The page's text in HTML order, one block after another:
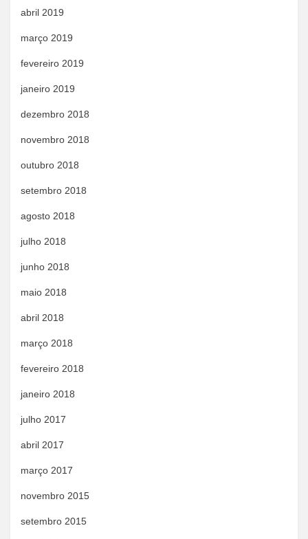
abril 2019
março 2019
fevereiro 2019
janeiro 2019
dezembro 2018
novembro 2018
outubro 2018
setembro 2018
agosto 2018
julho 2018
junho 2018
maio 2018
abril 2018
março 2018
fevereiro 2018
janeiro 2018
julho 2017
abril 2017
março 2017
novembro 2015
setembro 2015